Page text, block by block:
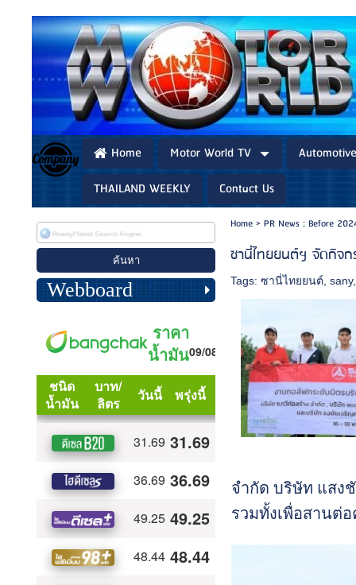
Home Motor World TV
THAILAND WEEKLY
Contact Us
Webboard
Home> PR News : Before
ซานี่ไทยยนต์ฯ จัดกิจ
Tags:ซานี่ไทยยนต์ ,sany
จำกัด บริษัท แสง
รวมทั้งเพื่อสานต่